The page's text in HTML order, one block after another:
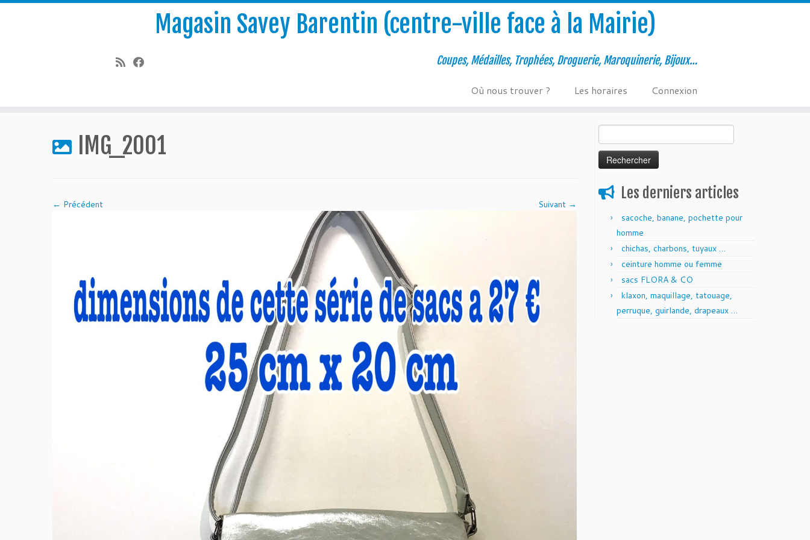
Magasin Savey Barentin (centre-ville face à la Mairie)
Coupes, Médailles, Trophées, Droguerie, Maroquinerie, Bijoux…
Où nous trouver ? Les horaires Connexion
IMG_2001
← Précédent Suivant →
Les derniers articles
sacoche, banane, pochette pour
homme
chichas, charbons, tuyaux …
ceinture homme ou femme
sacs FLORA & CO
klaxon, maquillage, tatouage,
perruque, guirlande, drapeaux …